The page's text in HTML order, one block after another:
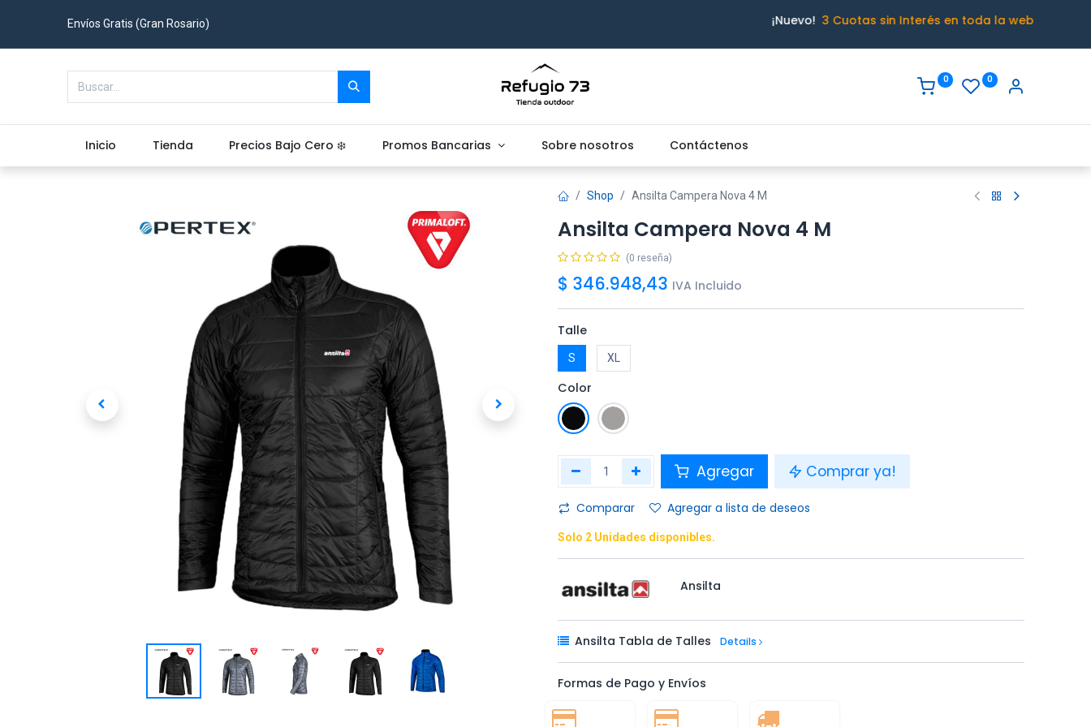
Envíos Gratis (Gran Rosario) ¡Nuevo! 3 Cuotas sin Interés en toda la web
0 0
Inicio Tienda Precios Bajo Cero ❄️ Promos Bancarias Sobre nosotros Contáctenos
Shop Ansilta Campera Nova 4 M
Ansilta Campera Nova 4 M
(0 reseña)
$ 346.948,43 IVA Incluido
Talle
S XL
Color
Agregar Comprar ya!
Comparar Agregar a lista de deseos
Solo 2 Unidades disponibles.
Ansilta
Ansilta Tabla de Talles Details
Formas de Pago y Envíos